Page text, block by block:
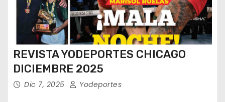
REVISTA YODEPORTES CHICAGO
DICIEMBRE 2025
Dic 7, 2025 Yodeportes